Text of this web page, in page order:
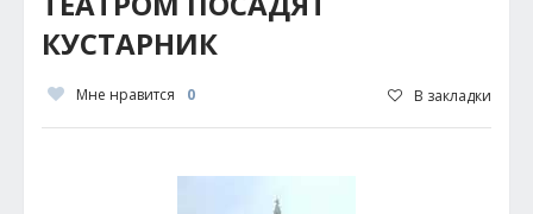
КУСТАРНИК
Мне нравится 0 В закладки